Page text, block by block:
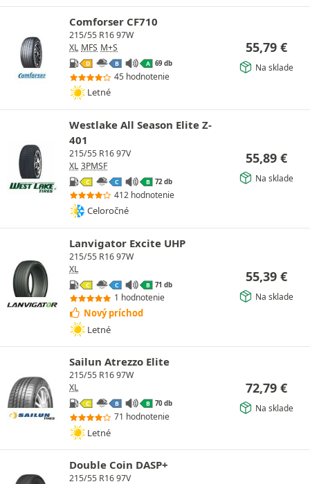
Comforser CF710
215/55 R16 97W
XL MFS M+S
D B A 69 db
45 hodnotenie
Letné
55,79 €
Na sklade
Westlake All Season Elite Z-
401
215/55 R16 97V
XL 3PMSF
C C B 72 db
412 hodnotenie
Celoročné
55,89 €
Na sklade
Lanvigator Excite UHP
215/55 R16 97W
XL
C C B 71 db
1 hodnotenie
Nový príchod
Letné
55,39 €
Na sklade
Sailun Atrezzo Elite
215/55 R16 97W
XL
C B B 70 db
71 hodnotenie
Letné
72,79 €
Na sklade
Double Coin DASP+
215/55 R16 97V